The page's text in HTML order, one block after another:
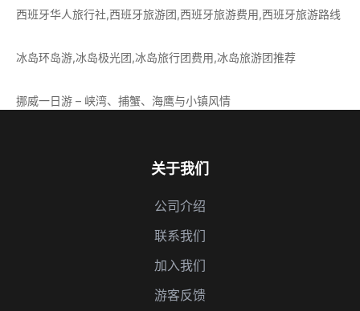
西班牙华人旅行社,西班牙旅游团,西班牙旅游费用,西班牙旅游路线
冰岛环岛游,冰岛极光团,冰岛旅行团费用,冰岛旅游团推荐
挪威一日游 – 峡湾、捕蟹、海鹰与小镇风情
关于我们
公司介绍
联系我们
加入我们
游客反馈